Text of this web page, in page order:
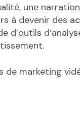
une
à devenir des
d’outils
de marketing